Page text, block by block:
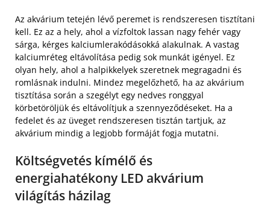
Az akvárium tetején lévő peremet is rendszeresen tisztítani
kell. Ez az a hely, ahol a vízfoltok lassan nagy fehér vagy
sárga, kérges kalciumlerakódásokká alakulnak. A vastag
kalciumréteg eltávolítása pedig sok munkát igényel. Ez
olyan hely, ahol a halpikkelyek szeretnek megragadni és
romlásnak indulni. Mindez megelőzhető, ha az akvárium
tisztítása során a szegélyt egy nedves ronggyal
körbetöröljük és eltávolítjuk a szennyeződéseket. Ha a
fedelet és az üveget rendszeresen tisztán tartjuk, az
akvárium mindig a legjobb formáját fogja mutatni.
Költségvetés kímélő és
energiahatékony LED akvárium
világítás házilag